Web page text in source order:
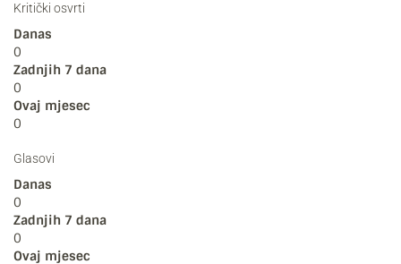
Kritički osvrti
Danas
0
Zadnjih 7 dana
0
Ovaj mjesec
0
Glasovi
Danas
0
Zadnjih 7 dana
0
Ovaj mjesec